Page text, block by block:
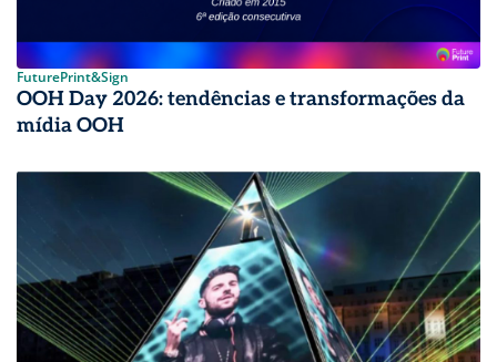
FuturePrint&Sign
OOH Day 2026: tendências e transformações da
mídia OOH